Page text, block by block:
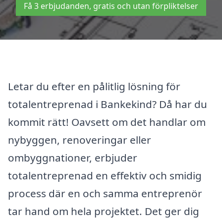
Få 3 erbjudanden, gratis och utan förpliktelser
Letar du efter en pålitlig lösning för
totalentreprenad i Bankekind? Då har du
kommit rätt! Oavsett om det handlar om
nybyggen, renoveringar eller
ombyggnationer, erbjuder
totalentreprenad en effektiv och smidig
process där en och samma entreprenör
tar hand om hela projektet. Det ger dig